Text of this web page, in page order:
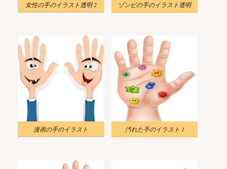
女性の手のイラスト透明 2 ゾンビの手のイラスト透明
漫画の手のイラスト 汚れた手のイラスト 1